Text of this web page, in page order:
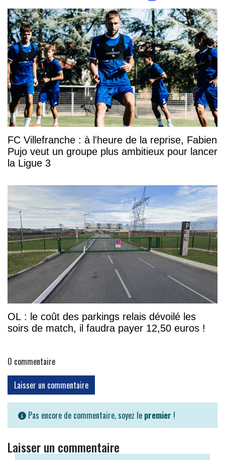
FC Villefranche : à l'heure de la reprise, Fabien
Pujo veut un groupe plus ambitieux pour lancer
la Ligue 3
OL : le coût des parkings relais dévoilé les
soirs de match, il faudra payer 12,50 euros !
0 commentaire
Laisser un commentaire
Pas encore de commentaire, soyez le premier !
Laisser un commentaire